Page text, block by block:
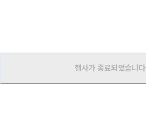
행사가 종료되었습니다